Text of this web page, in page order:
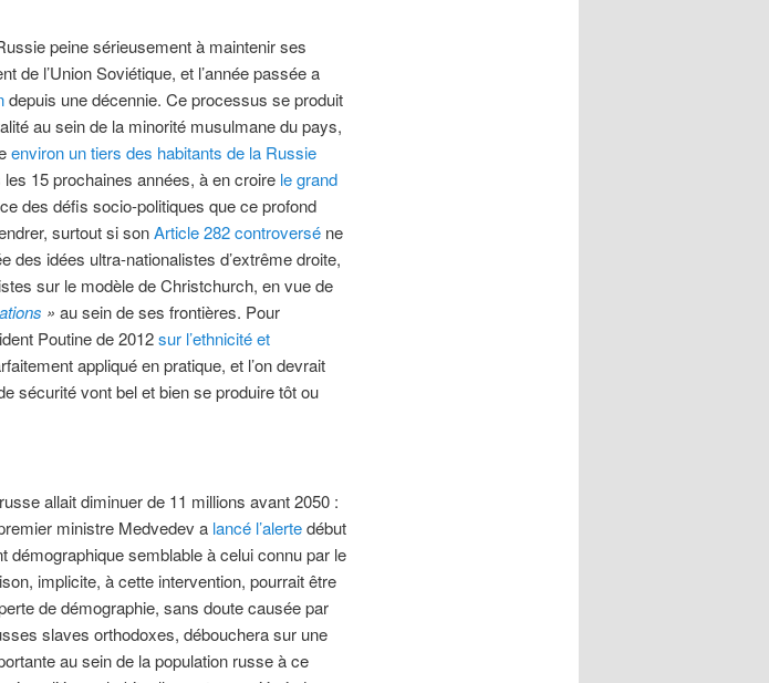
peine sérieusement à maintenir ses
de l’Union Soviétique, et l’année passée a
depuis une décennie. Ce processus se produit
au sein de la minorité musulmane du pays,
environ un tiers des habitants de la Russie
15 prochaines années, à en croire le grand
des défis socio-politiques que ce profond
surtout si sonArticle 282controverséne
des idées ultra-nationalistes d’extrême droite,
sur le modèle de Christchurch, en vue de
» au sein de ses frontières. Pour
Poutine de 2012sur l’ethnicité et
appliqué en pratique, et l’on devrait
sécurité vont bel et bien se produire tôt ou
allait diminuer de 11 millions avant 2050 :
ministre Medvedev a lancé l’alertedébut
démographique semblable à celui connu par le
implicite, à cette intervention, pourrait être
de démographie, sans doute causée par
slaves orthodoxes, débouchera sur une
au sein de la population russe à ce